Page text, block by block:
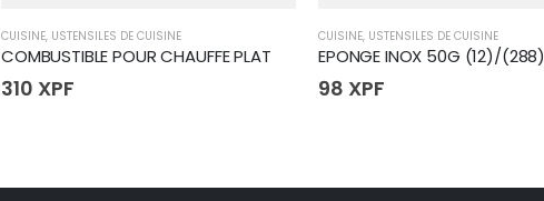
CUISINE, USTENSILES DE CUISINE
COMBUSTIBLE POUR CHAUFFE PLAT
310 XPF
CUISINE, USTENSILES DE CUISINE
EPONGE INOX 50G (12)/(288)
98 XPF